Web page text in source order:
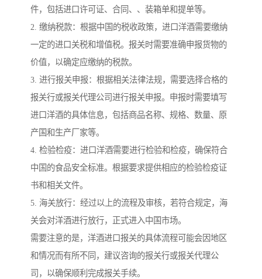
件，包括进口许可证、合同、、装箱单和提单等。
2. 缴纳税款：根据中国的税收政策，进口洋酒需要缴纳
一定的进口关税和增值税。报关时需要准确申报货物的
价值，以确定应缴纳的税款。
3. 进行报关申报：根据相关法律法规，需要选择合格的
报关行或报关代理公司进行报关申报。申报时需要填写
进口洋酒的具体信息，包括商品名称、规格、数量、原
产国和生产厂家等。
4. 检验检疫：进口洋酒需要进行检验和检疫，确保符合
中国的食品安全标准。根据要求提供相应的检验检疫证
书和相关文件。
5. 海关放行：经过以上的流程及审核，若符合规定，海
关会对洋酒进行放行，正式进入中国市场。
需要注意的是，洋酒进口报关的具体流程可能会因地区
和情况而有所不同，建议咨询的报关行或报关代理公
司，以确保顺利完成报关手续。